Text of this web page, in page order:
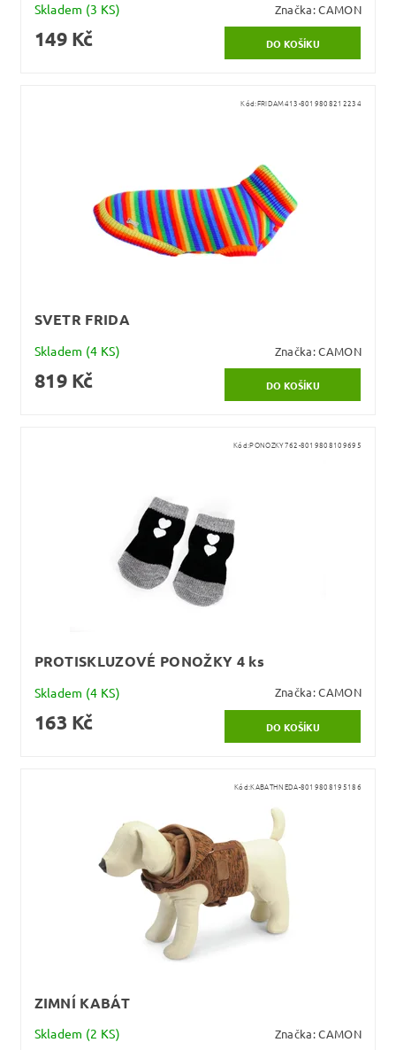
Skladem (3 KS) Značka:CAMON
149 Kč
Kód:FRIDAM413-8019808212234
SVETR FRIDA
Skladem (4 KS) Značka:CAMON
819 Kč
Kód:PONOZKY762-8019808109695
PROTISKLUZOVÉ PONOŽKY 4 ks
Skladem (4 KS) Značka:CAMON
163 Kč
Kód:KABATHNEDA-8019808195186
ZIMNÍ KABÁT
Skladem (2 KS) Značka:CAMON